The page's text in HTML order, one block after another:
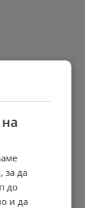
край Николово
за да
до
и да